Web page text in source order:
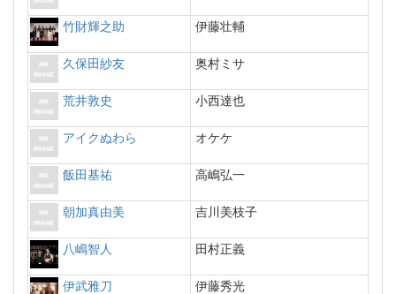
竹財輝之助 伊藤壮輔
久保田紗友 奥村ミサ
荒井敦史 小西達也
アイクぬわら オケケ
飯田基祐 高嶋弘一
朝加真由美 吉川美枝子
八嶋智人 田村正義
伊武雅刀 伊藤秀光